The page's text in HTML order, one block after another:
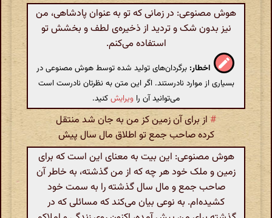
هوش مصنوعی: در زمانی که تو به عنوان پادشاهی، من
نیز بدون شک و تردید از ذخیره‌ی لطف و بخشش تو
استفاده می‌کنم.
اخطار: برگردان‌های تولید شده توسط هوش مصنوعی در
بسیاری از موارد نادرستند. اگر این متن به نظرتان نادرست است
می‌توانید آن را ویرایشکنید.
# از برای آن زمین کز من به جان شد منتقل
کرده صاحب جمع تو اطلاق مال سال پیش
هوش مصنوعی: این بیت به معنای این است که برای
زمین و ملک خود هر چه که از من گذشته، به خاطر آن
صاحب جمع و مال سال گذشته را به سمت خود
کشیده‌ام. به نوعی بیان می‌کند که مسائلی که در